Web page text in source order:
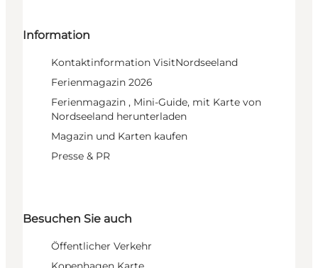
Information
Kontaktinformation VisitNordseeland
Ferienmagazin 2026
Ferienmagazin , Mini-Guide, mit Karte von
Nordseeland herunterladen
Magazin und Karten kaufen
Presse & PR
Besuchen Sie auch
Öffentlicher Verkehr